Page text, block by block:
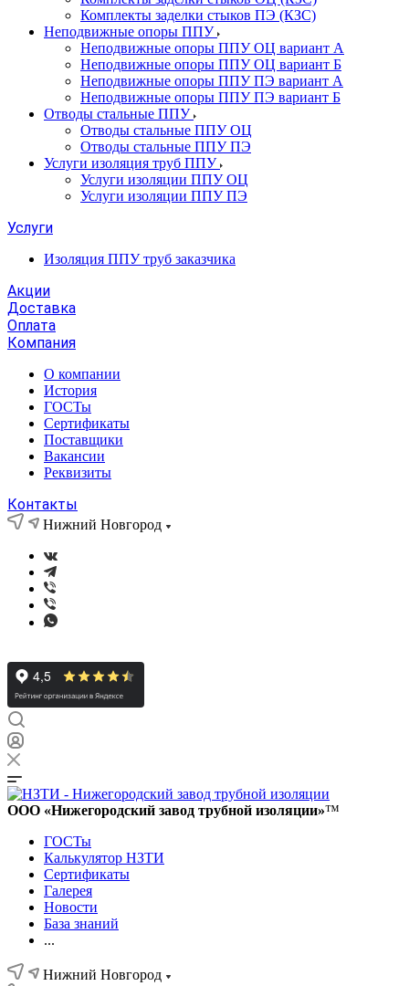
Комплекты заделки стыков ПЭ (КЗС)
Неподвижные опоры ППУ
Неподвижные опоры ППУ ОЦ вариант А
Неподвижные опоры ППУ ОЦ вариант Б
Неподвижные опоры ППУ ПЭ вариант А
Неподвижные опоры ППУ ПЭ вариант Б
Отводы стальные ППУ
Отводы стальные ППУ ОЦ
Отводы стальные ППУ ПЭ
Услуги изоляция труб ППУ
Услуги изоляции ППУ ОЦ
Услуги изоляции ППУ ПЭ
Услуги
Изоляция ППУ труб заказчика
Акции
Доставка
Оплата
Компания
О компании
История
ГОСТы
Сертификаты
Поставщики
Вакансии
Реквизиты
Контакты
Нижний Новгород
ООО «Нижегородский завод трубной изоляции»™
ГОСТы
Калькулятор НЗТИ
Сертификаты
Галерея
Новости
База знаний
...
Нижний Новгород